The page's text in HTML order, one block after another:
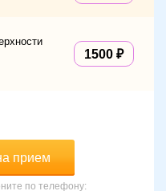
1500
прием
по телефону: